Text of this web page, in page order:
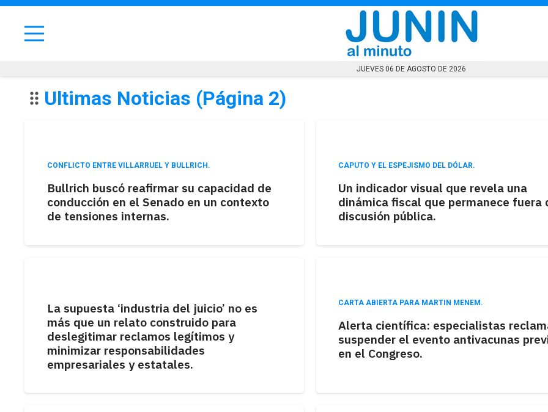
JUEVES 06 DE AGOSTO DE 2026
drag_indicator Ultimas Noticias (Página 2)
CONFLICTO ENTRE VILLARRUEL Y BULLRICH.
Bullrich buscó reafirmar su capacidad de
conducción en el Senado en un contexto
de tensiones internas.
CAPUTO Y EL ESPEJISMO DEL DÓLAR.
Un indicador visual que revela una
dinámica fiscal que permanece fuera
discusión pública.
La supuesta ‘industria del juicio’ no es
más que un relato construido para
deslegitimar reclamos legítimos y
minimizar responsabilidades
empresariales y estatales.
CARTA ABIERTA PARA MARTIN MENEM.
Alerta científica: especialistas
suspender el evento antivacunas
en el Congreso.